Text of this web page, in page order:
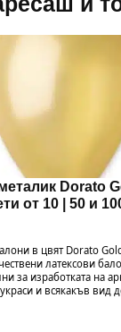
Dorato
от 10 | 50 и
в цвят Dorato
латексови
за изработката на
и всякакъв вид